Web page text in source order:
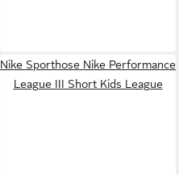
Nike Sporthose Nike Performance
League III Short Kids League